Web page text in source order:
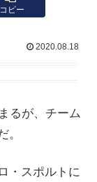
コピー
2020.08.18
るが、チーム
。
・スポルトに